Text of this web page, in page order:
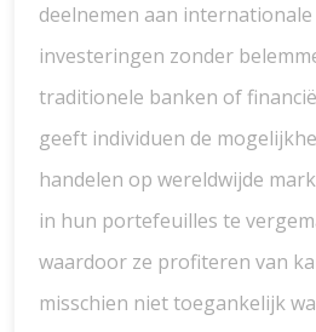
deelnemen aan
investeringen zonder
traditionele banken of
geeft individuen de
handelen op wereldwijde
in hun portefeuilles te
waardoor ze profiteren van
misschien niet toegankelijk